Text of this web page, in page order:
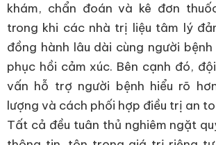
khám, chẩn đoán và kê đơn
trong khi các nhà trị liệu tâm lý
đồng hành lâu dài cùng người
phục hồi cảm xúc. Bên cạnh đó,
vấn hỗ trợ người bệnh hiểu rõ
lượng và cách phối hợp điều trị an
Tất cả đều tuân thủ nghiêm ngặt